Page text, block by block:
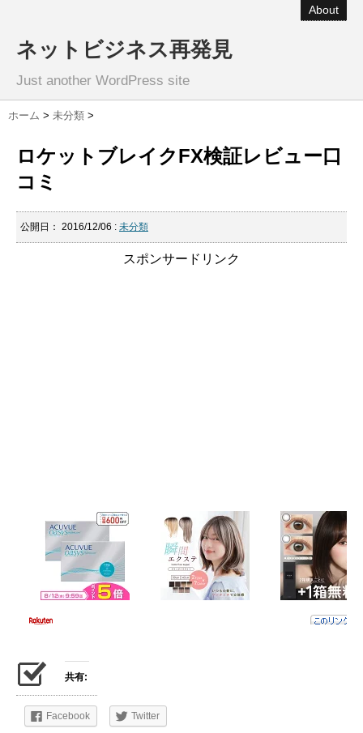
About
ネットビジネス再発見
Just another WordPress site
ホーム > 未分類 >
ロケットブレイクFX検証レビュー口
コミ
公開日： 2016/12/06 : 未分類
スポンサードリンク
共有:
Facebook Twitter